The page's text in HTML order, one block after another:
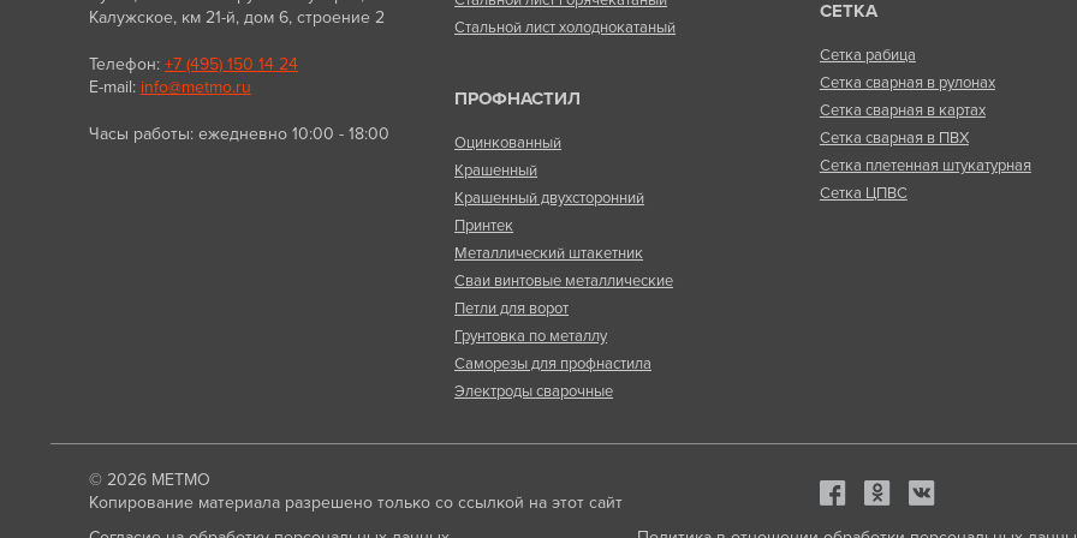
Калужское, км 21-й, дом 6, строение 2
Телефон: +7 (495) 150 14 24
E-mail: info@metmo.ru
Часы работы: ежедневно 10:00 - 18:00
Стальной лист холоднокатаный
ПРОФНАСТИЛ
Оцинкованный
Крашенный
Крашенный двухсторонний
Принтек
Металлический штакетник
Сваи винтовые металлические
Петли для ворот
Грунтовка по металлу
Саморезы для профнастила
Электроды сварочные
СЕТКА
Сетка рабица
Сетка сварная в рулонах
Сетка сварная в картах
Сетка сварная в ПВХ
Сетка плетенная штукатурная
Сетка ЦПВС
© 2026 МЕТМО
Копирование материала разрешено только со ссылкой на этот сайт